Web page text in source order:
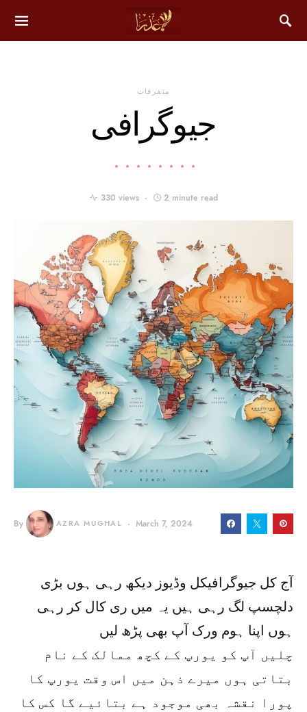
متفرقات
جیوگرافی
330 views 2 minute read
By AZRA MUGHAL March 7, 2024
آج کل جیوگرافیکل وڈیوز دیکھ رہی ہوں بڑی
دلچسپ لگ رہی ہیں یہ میں ری کال کر رہی
ہوں اپنا ہوم ورک آپ بھی پڑھ لیں
چلیں آپ کو یورپ کے کچھ ممالک کے نام
بتاتی ہوں میرے ذہن میں اس وقت یورپ کا
پورا نقشہ بھی موجود ہے بتائیے گا کس کا